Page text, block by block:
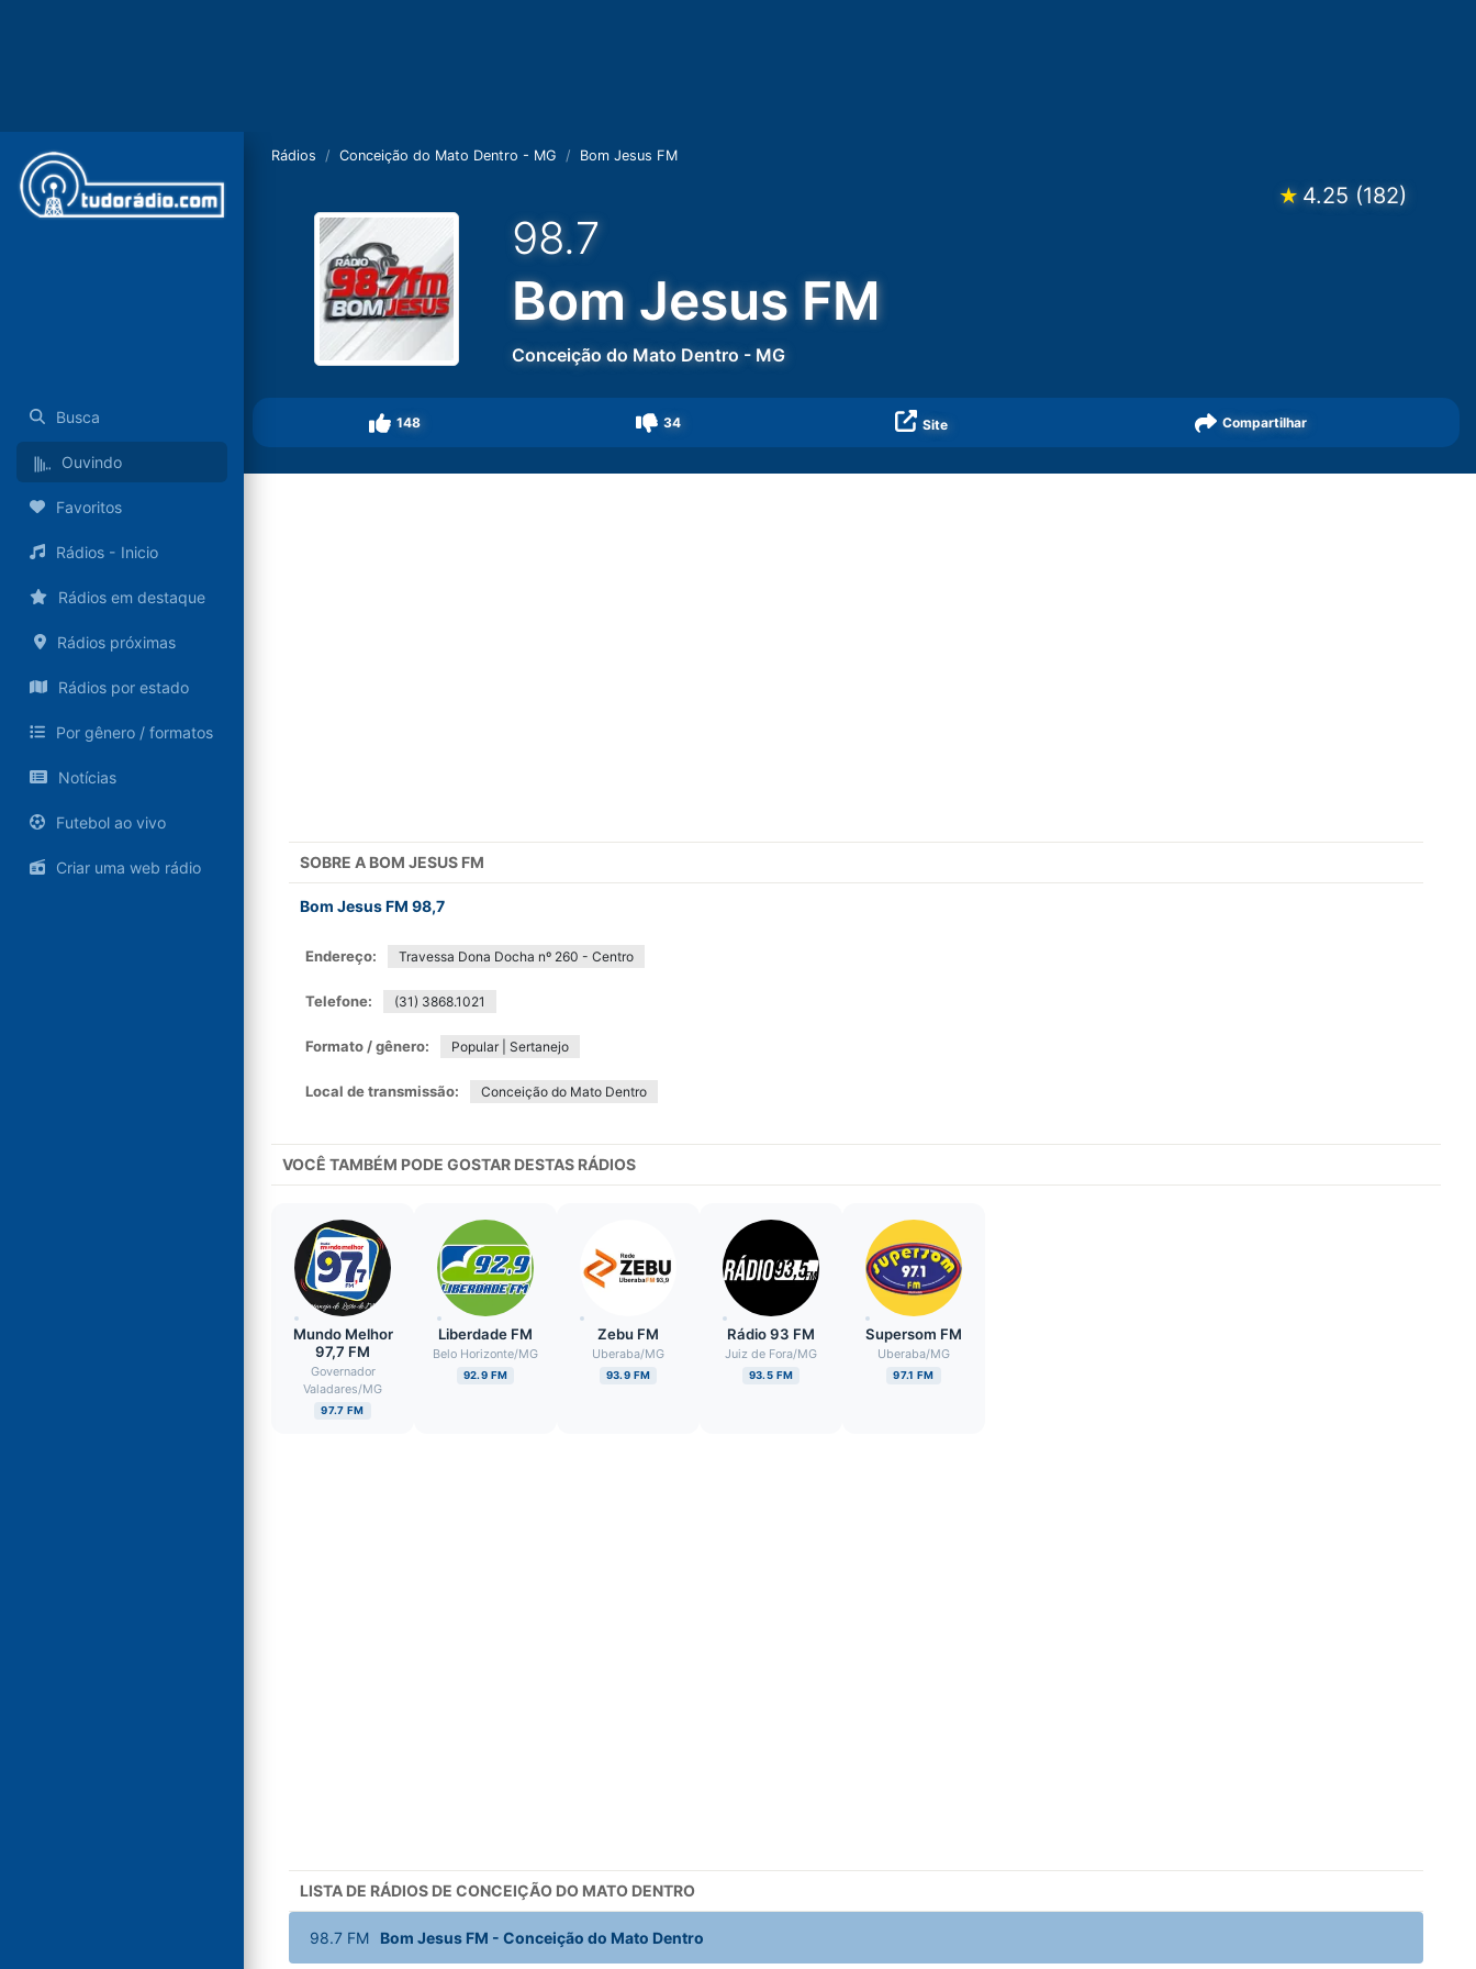
Busca
Ouvindo
Favoritos
Rádios - Inicio
Rádios em destaque
Rádios próximas
Rádios por estado
Por gênero / formatos
Notícias
Futebol ao vivo
Criar uma web rádio
Rádios Conceição do Mato Dentro - MG Bom Jesus FM
★ 4.25 (182)
98.7
Bom Jesus FM
Conceição do Mato Dentro - MG
148 34 Site Compartilhar
SOBRE A BOM JESUS FM
Bom Jesus FM 98,7
Endereço: Travessa Dona Docha nº 260 - Centro
Telefone: (31) 3868.1021
Formato / gênero: Popular | Sertanejo
Local de transmissão: Conceição do Mato Dentro
VOCÊ TAMBÉM PODE GOSTAR DESTAS RÁDIOS
Mundo Melhor
97,7 FM
Governador
Valadares/MG
97.7 FM
Liberdade FM
Belo Horizonte/MG
92.9 FM
Zebu FM
Uberaba/MG
93.9 FM
Rádio 93 FM
Juiz de Fora/MG
93.5 FM
Supersom FM
Uberaba/MG
97.1 FM
LISTA DE RÁDIOS DE CONCEIÇÃO DO MATO DENTRO
98.7 FM Bom Jesus FM - Conceição do Mato Dentro